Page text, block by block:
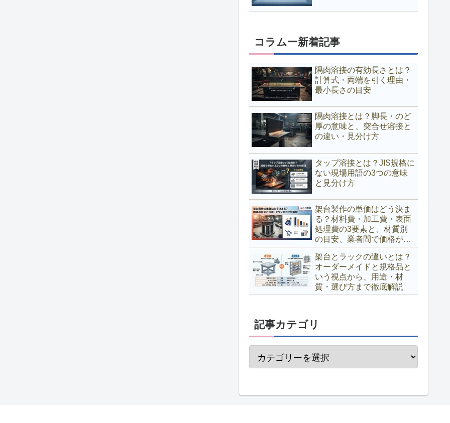
コラムー新着記事
隅肉溶接の有効長さとは？
計算式・両端を引く理由・
最小長さの目安
隅肉溶接とは？脚長・のど
厚の意味と、突合せ溶接と
の違い・見分け方
タップ溶接とは？JIS規格に
ない現場用語の3つの意味
と見分け方
架台製作の単価はどう決ま
る？材料費・加工費・表面
処理費の3要素と、材質別
の目安、業者間で価格が変
わる理由、コストダウンの
コツまで解説
架台とラックの違いとは？
オーダーメイドと規格品と
いう視点から、用途・材
質・選び方まで徹底解説
記事カテゴリ